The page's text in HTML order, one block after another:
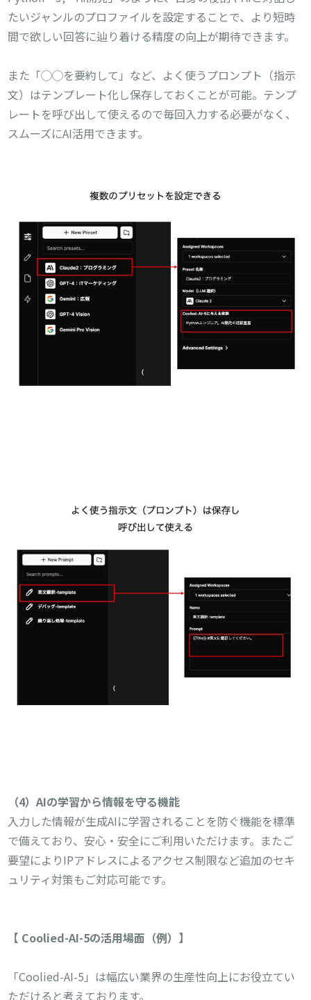
たいジャンルのプロファイルを設定することで、より短時
間で欲しい回答に辿り着ける精度の向上が期待できます。
また「◯◯を要約して」など、よく使うプロンプト（指示
文）はテンプレート化し保存しておくことが可能。テンプ
レートを呼び出して使えるので毎回入力する必要がなく、
スムーズにAI活用できます。
（4）AIの学習から情報を守る機能
入力した情報が生成AIに学習されることを防ぐ機能を標準
で備えており、安心・安全にご利用いただけます。またご
要望によりIPアドレスによるアクセス制限など追加のセキ
ュリティ対策もご対応可能です。
【 Coolied-AI-5の活用場面（例） 】
「Coolied-AI-5」は幅広い業界の生産性向上にお役立てい
ただけると考えております。